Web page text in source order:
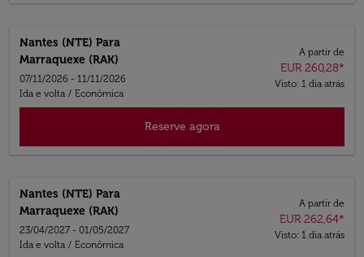
Nantes (NTE) Para
Marraquexe (RAK)
07/11/2026 - 11/11/2026
Ida e volta / Econômica
A partir de
EUR 260,28*
Visto: 1 dia atrás
Reserve agora
Nantes (NTE) Para
Marraquexe (RAK)
23/04/2027 - 01/05/2027
Ida e volta / Econômica
A partir de
EUR 262,64*
Visto: 1 dia atrás